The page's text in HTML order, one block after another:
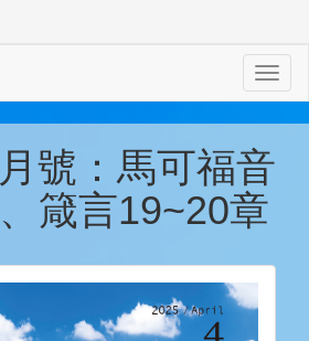
號：馬可福音
箴言19~20章